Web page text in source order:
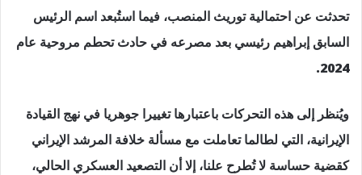
تحدثت عن احتمالية توريث المنصب، فيما استُبعد اسم الرئيس
السابق إبراهيم رئيسي بعد مصرعه في حادث تحطم مروحية عام
2024.
ويُنظر إلى هذه التحركات باعتبارها تغييرا جوهريا في نهج القيادة
الإيرانية، التي لطالما تعاملت مع مسألة خلافة المرشد الإيراني
كقضية حساسة لا تُطرح علنا، إلا أن التصعيد العسكري الحالي،